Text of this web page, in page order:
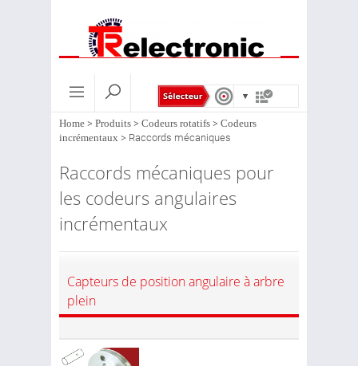
Home > Produits > Codeurs rotatifs > Codeurs
incrémentaux > Raccords mécaniques
Raccords mécaniques pour
les codeurs angulaires
incrémentaux
Capteurs de position angulaire à arbre
plein